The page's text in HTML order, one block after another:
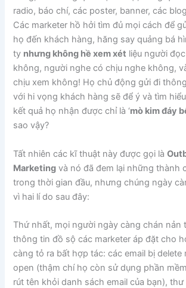
radio, báo chí, các poster, banner, các
Các marketer hồ hởi tìm đủ mọi cách để
họ đến khách hàng, hăng say quảng bá
ty nhưng không hề xem xét liệu người
không, người nghe có chịu nghe không,
chịu xem không! Họ chủ động gửi đi
với hi vọng khách hàng sẽ để ý và tìm
kết quả họ nhận được chỉ là ‘mò kim đáy
sao vậy?
Tất nhiên các kĩ thuật này được gọi là
Marketing và nó đã đem lại những thành
trong thời gian đầu, nhưng chúng ngày
vì hai lí do sau đây:
Thứ nhất, mọi người ngày càng chán nản
thông tin đồ sộ các marketer áp đặt cho
càng tỏ ra bất hợp tác: các email bị delete
open (thậm chí họ còn sử dụng phần
rút tên khỏi danh sách email của bạn),